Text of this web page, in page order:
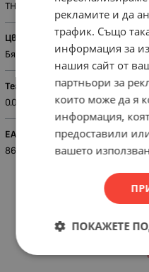
THOR
Цвят
Бял
Тегло (кг.)
0.09
EAN
8697480271048
рекламите и да
трафик. Също
информация за
нашия сайт от
партньори за
които може да я
информация,
предоставили
вашето
ПОКАЖЕТЕ